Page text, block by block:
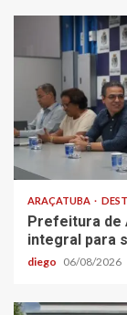
ARAÇATUBA
Prefeitura de
integral para
diego 06/08/2026